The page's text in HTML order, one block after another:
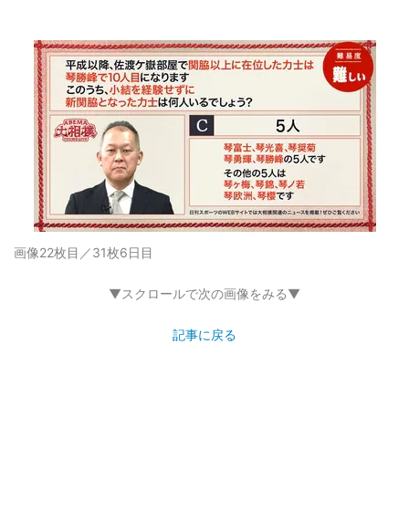
画像22枚目／31枚6日目
▼スクロールで次の画像をみる▼
記事に戻る